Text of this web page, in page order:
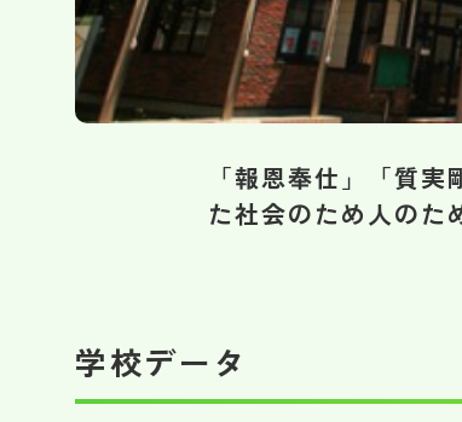
「報恩奉仕」「質
た社会のため人のた
学校データ